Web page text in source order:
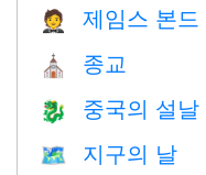
🤵 제임스 본드
⛪️ 종교
🐉 중국의 설날
🗺️ 지구의 날